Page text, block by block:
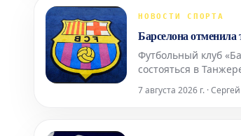
НОВОСТИ СПОРТА
Барселона
Футбольный клуб
состояться в
Решение об
испанском горо
7 августа 2026 г. ·